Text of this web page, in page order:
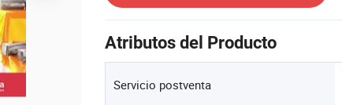
Atributos del Producto
Servicio postventa